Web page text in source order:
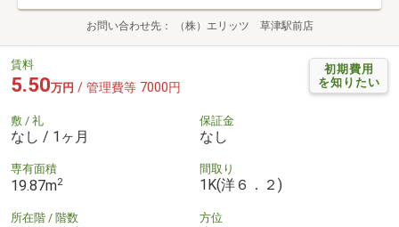
お問い合わせ先 （株）エリッツ 草津駅前店
初期費用
を知りたい
賃料
5.50万円 / 管理費等 7000円
敷 / 礼
なし / 1ヶ月
保証金
なし
専有面積
19.87m2
間取り
1K(洋６．２)
所在階 / 階数 方位